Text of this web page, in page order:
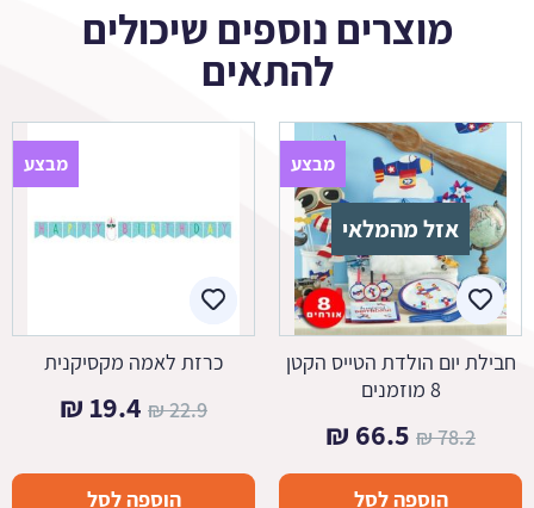
מוצרים נוספים שיכולים
להתאים
אזל מהמלאי
מבצע
חבילת יום הולדת הטייס הקטן
8 מוזמנים
78.2
₪ המחיר
המקורי
66.5
₪
הנוכחי
הוספה לסל
מבצע
כרזת לאמה מקסיקנית
22.9
₪ המחיר
היה:
19.4
₪
הוא:
הוספה לסל